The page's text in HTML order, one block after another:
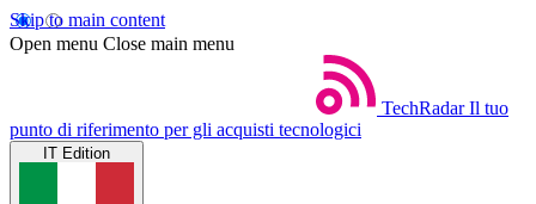
Skip to main content
Open menu Close main menu
TechRadar Il tuo
punto di riferimento per gli acquisti tecnologici
IT Edition